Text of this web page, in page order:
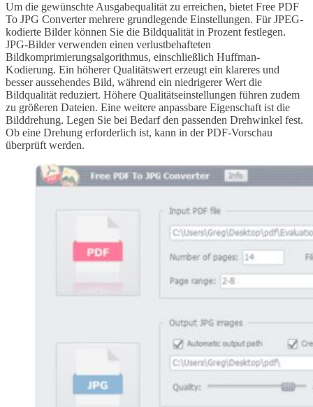
Um die gewünschte Ausgabequalität zu erreichen, bietet Free PDF
To JPG Converter mehrere grundlegende Einstellungen. Für JPEG-
kodierte Bilder können Sie die Bildqualität in Prozent festlegen.
JPG-Bilder verwenden einen verlustbehafteten
Bildkomprimierungsalgorithmus, einschließlich Huffman-
Kodierung. Ein höherer Qualitätswert erzeugt ein klareres und
besser aussehendes Bild, während ein niedrigerer Wert die
Bildqualität reduziert. Höhere Qualitätseinstellungen führen zudem
zu größeren Dateien. Eine weitere anpassbare Eigenschaft ist die
Bilddrehung. Legen Sie bei Bedarf den passenden Drehwinkel fest.
Ob eine Drehung erforderlich ist, kann in der PDF-Vorschau
überprüft werden.